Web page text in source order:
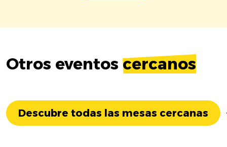
Otros eventos cercanos
Descubre todas las mesas cercanas